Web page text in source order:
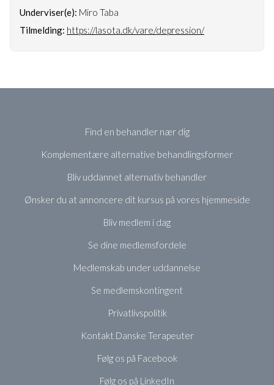
Underviser(e): Miro Taba
Tilmelding: https://lasota.dk/vare/depression/
Find en behandler nær dig
Komplementære alternative behandlingsformer
Bliv uddannet alternativ behandler
Ønsker du at annoncere dit kursus på vores hjemmeside
Bliv medlem i dag
Se dine medlemsfordele
Medlemskab under uddannelse
Se medlemskontingent
Privatlivspolitik
Kontakt Danske Terapeuter
Følg os på Facebook
Følg os på LinkedIn